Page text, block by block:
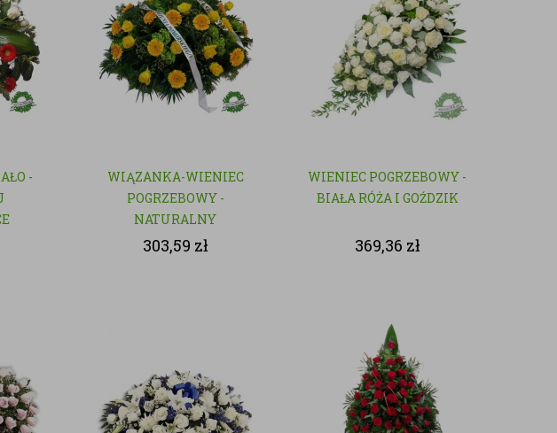
-
WIĄZANKA-WIENIEC
POGRZEBOWY -
NATURALNY
303,59 zł
WIENIEC POGRZEBOWY -
BIAŁA RÓŻA I GOŹDZIK
369,36 zł